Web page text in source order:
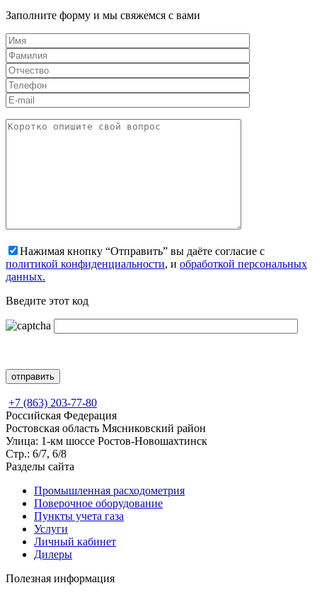
Заполните форму и мы свяжемся с вами
Нажимая кнопку “Отправить” вы даёте согласие с
политикой конфиденциальности, и обработкой персональных
данных.
Введите этот код
+7 (863) 203-77-80
Российская Федерация
Ростовская область Мясниковский район
Улица: 1-км шоссе Ростов-Новошахтинск
Стр.: 6/7, 6/8
Разделы сайта
Промышленная расходометрия
Поверочное оборудование
Пункты учета газа
Услуги
Личный кабинет
Дилеры
Полезная информация